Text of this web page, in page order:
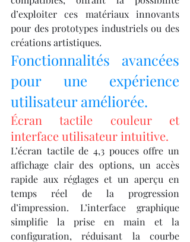
d’exploiter ces matériaux innovants
pour des prototypes industriels ou des
créations artistiques.
Fonctionnalités avancées
pour une expérience
utilisateur améliorée.
Écran tactile couleur et
interface utilisateur intuitive.
L’écran tactile de 4,3 pouces offre un
affichage clair des options, un accès
rapide aux réglages et un aperçu en
temps réel de la progression
d’impression. L’interface graphique
simplifie la prise en main et la
configuration, réduisant la courbe